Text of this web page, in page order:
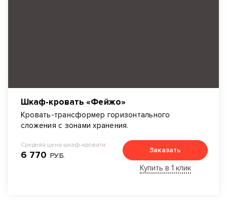
Шкаф-кровать «Фейжо»
Кровать-трансформер горизонтального
сложения с зонами хранения.
Средняя цена шкаф-кровати:
6 770 РУБ.
Заказать
Купить в 1 клик